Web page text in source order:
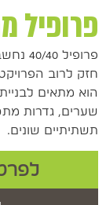
פרופיל
חזק לרוב
הוא מתאים
שערים, גדרות
תשתיתיים שונים.